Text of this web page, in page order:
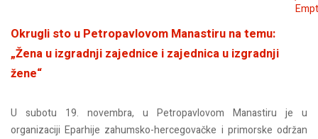
Okrugli sto u Petropavlovom Manastiru na temu:
„Žena u izgradnji zajednice i zajednica u izgradnji
žene“
U subotu 19. novembra, u Petropavlovom Manastiru je u
organizaciji Eparhije zahumsko-hercegovačke i primorske održan